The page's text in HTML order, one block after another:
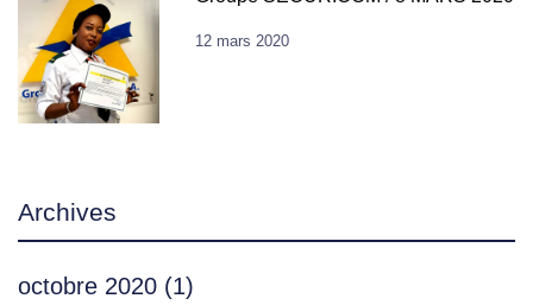
12 mars 2020
Archives
octobre 2020 (1)